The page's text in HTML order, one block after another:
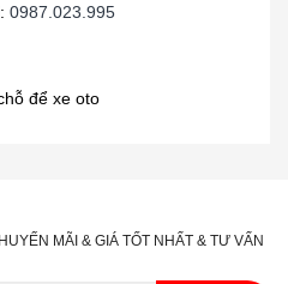
0987.023.995
để xe oto
MÃI & GIÁ TỐT NHẤT & TƯ VẤN